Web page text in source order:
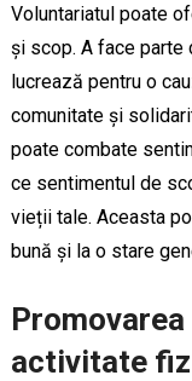
Voluntariatul poate
și scop. A face parte
lucrează pentru o
comunitate și
poate combate
ce sentimentul de
vieții tale. Aceasta
bună și la o stare
activitate